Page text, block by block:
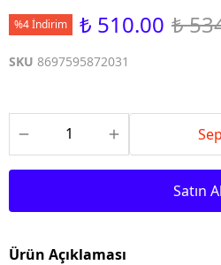
%4 İndirim ₺ 510.00 ₺
SKU 8697595872031
Satın Al
Ürün Açıklaması